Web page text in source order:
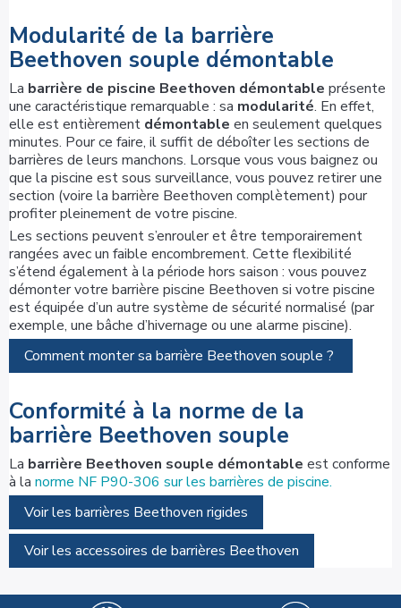
Modularité de la barrière
Beethoven souple démontable
La barrière de piscine Beethoven démontable présente
une caractéristique remarquable : sa modularité. En effet,
elle est entièrement démontable en seulement quelques
minutes. Pour ce faire, il suffit de déboîter les sections de
barrières de leurs manchons. Lorsque vous vous baignez ou
que la piscine est sous surveillance, vous pouvez retirer une
section (voire la barrière Beethoven complètement) pour
profiter pleinement de votre piscine.
Les sections peuvent s’enrouler et être temporairement
rangées avec un faible encombrement. Cette flexibilité
s’étend également à la période hors saison : vous pouvez
démonter votre barrière piscine Beethoven si votre piscine
est équipée d’un autre système de sécurité normalisé (par
exemple, une bâche d’hivernage ou une alarme piscine).
Comment monter sa barrière Beethoven souple ?
Conformité à la norme de la
barrière Beethoven souple
La barrière Beethoven souple démontable est conforme
à la norme NF P90-306 sur les barrières de piscine.
Voir les barrières Beethoven rigides
Voir les accessoires de barrières Beethoven